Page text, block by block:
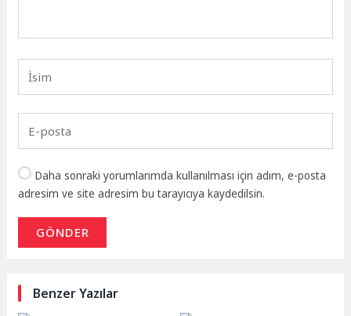
Daha sonraki yorumlarımda kullanılması için adım, e-posta
adresim ve site adresim bu tarayıcıya kaydedilsin.
GÖNDER
Benzer Yazılar